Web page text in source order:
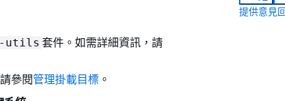
utils 套件。如需詳細資訊，請
參閱管理掛載目標 。
提供意見